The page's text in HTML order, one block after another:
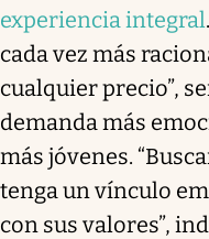
experiencia integral
cada vez más
cualquier precio”,
demanda más
más jóvenes.
tenga un vínculo
con sus valores”,